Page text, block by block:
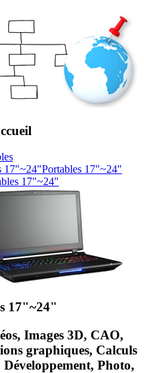
Portables 17"~24"
17"~24"
17"~24"
Images 3D, CAO,
graphiques, Calculs
Développement, Photo,